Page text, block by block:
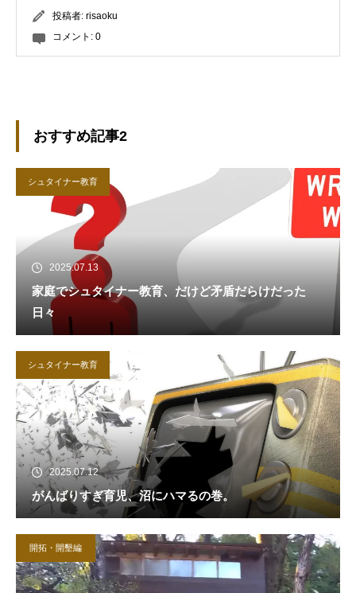
投稿者: risaoku
コメント: 0
おすすめ記事2
シュタイナー教育
2025.07.13
家庭でシュタイナー教育、だけど矛盾だらけだった
日々
シュタイナー教育
2025.07.12
がんばりすぎ育児、沼にハマるの巻。
開拓・開墾編